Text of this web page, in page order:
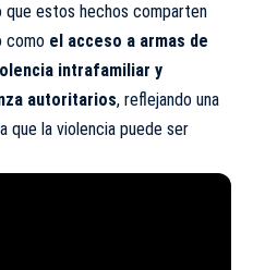
que estos hechos comparten
como el acceso a armas de
intrafamiliar y
autoritarios, reflejando una
que la violencia puede ser